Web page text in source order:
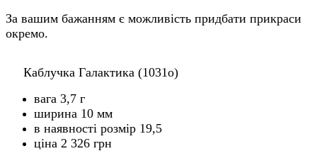
За вашим бажанням є можливість придбати прикраси
окремо.
Каблучка Галактика (1031o)
вага 3,7 г
ширина 10 мм
в наявності розмір 19,5
ціна 2 326 грн